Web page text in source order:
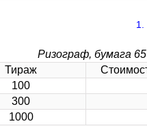
Ризограф, бумага
Тираж
100
300
1000